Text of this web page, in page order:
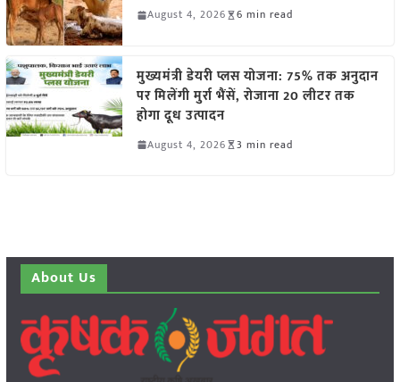
August 4, 2026 6 min read
मुख्यमंत्री डेयरी प्लस योजना: 75% तक अनुदान
पर मिलेंगी मुर्रा भैंसें, रोजाना 20 लीटर तक
होगा दूध उत्पादन
August 4, 2026 3 min read
About Us